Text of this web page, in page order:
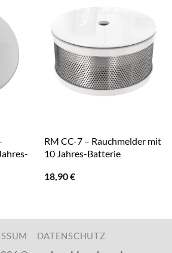
RM CC-7 – Rauchmelder mit
10 Jahres-Batterie
18,90€
DATENSCHUTZ